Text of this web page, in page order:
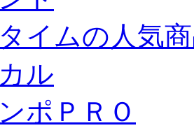
イムの人気
ル
ポＰＲＯ